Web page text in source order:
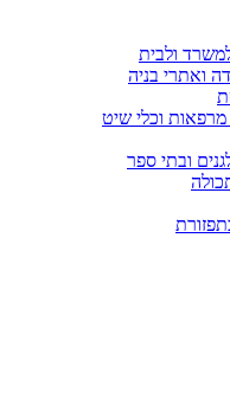
ולבית
ואתרי בניה
וכלי שיט
ובתי ספר